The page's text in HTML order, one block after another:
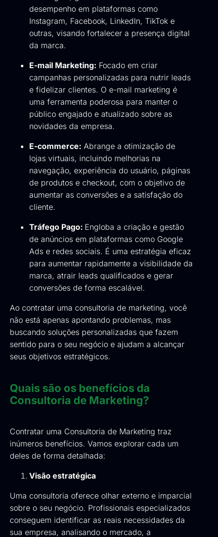
desempenho em plataformas como
Instagram, Facebook, LinkedIn, TikTok e
outras, visando fortalecer a presença digital
da marca.
E-mail Marketing: Focado em criar
campanhas personalizadas para nutrir leads
e fidelizar clientes. O e-mail marketing é
uma ferramenta poderosa para manter o
público engajado e atualizado sobre as
novidades da empresa.
E-commerce: Abrange a otimização de
lojas virtuais, incluindo melhorias na
navegação, experiência do usuário, páginas
de produtos e checkout, com o objetivo de
aumentar as conversões e a satisfação do
cliente.
Tráfego Pago: Engloba a criação e gestão
de anúncios em plataformas como Google
Ads e redes sociais. É uma estratégia eficaz
para aumentar rapidamente a visibilidade da
marca, atrair leads qualificados e gerar
conversões de forma escalável.
Ao contratar uma consultoria de marketing, você
não está apenas apontando problemas, mas
buscando soluções personalizadas que fazem
sentido para o seu negócio e ajudam a alcançar
seus objetivos estratégicos.
Quais são os benefícios da
Consultoria de Marketing?
Contratar uma Consultoria de Marketing traz
inúmeros benefícios. Vamos explorar cada um
deles de forma detalhada:
Visão estratégica
Uma consultoria oferece olhar externo e imparcial
sobre o seu negócio. Profissionais especializados
conseguem identificar as reais necessidades da
sua empresa, analisando o mercado, a